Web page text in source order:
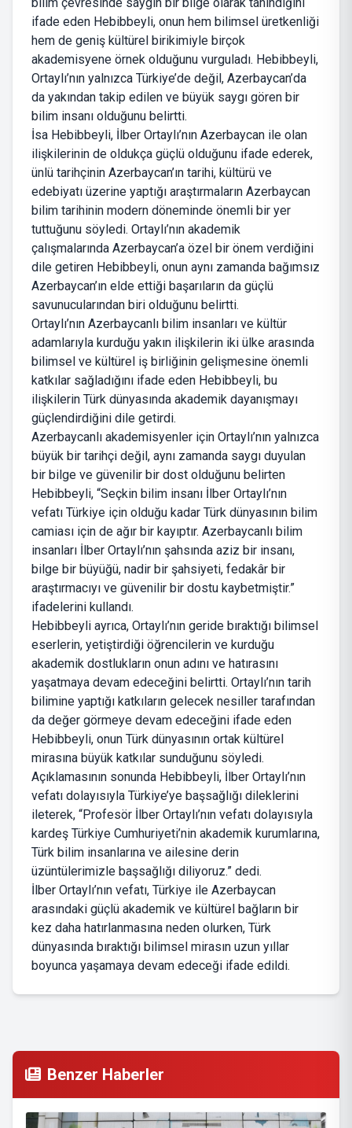
ifade eden Hebibbeyli, onun hem bilimsel üretkenliği
hem de geniş kültürel birikimiyle birçok
akademisyene örnek olduğunu vurguladı. Hebibbeyli,
Ortaylı’nın yalnızca Türkiye’de değil, Azerbaycan’da
da yakından takip edilen ve büyük saygı gören bir
bilim insanı olduğunu belirtti.
İsa Hebibbeyli, İlber Ortaylı’nın Azerbaycan ile olan
ilişkilerinin de oldukça güçlü olduğunu ifade ederek,
ünlü tarihçinin Azerbaycan’ın tarihi, kültürü ve
edebiyatı üzerine yaptığı araştırmaların Azerbaycan
bilim tarihinin modern döneminde önemli bir yer
tuttuğunu söyledi. Ortaylı’nın akademik
çalışmalarında Azerbaycan’a özel bir önem verdiğini
dile getiren Hebibbeyli, onun aynı zamanda bağımsız
Azerbaycan’ın elde ettiği başarıların da güçlü
savunucularından biri olduğunu belirtti.
Ortaylı’nın Azerbaycanlı bilim insanları ve kültür
adamlarıyla kurduğu yakın ilişkilerin iki ülke arasında
bilimsel ve kültürel iş birliğinin gelişmesine önemli
katkılar sağladığını ifade eden Hebibbeyli, bu
ilişkilerin Türk dünyasında akademik dayanışmayı
güçlendirdiğini dile getirdi.
Azerbaycanlı akademisyenler için Ortaylı’nın yalnızca
büyük bir tarihçi değil, aynı zamanda saygı duyulan
bir bilge ve güvenilir bir dost olduğunu belirten
Hebibbeyli, “Seçkin bilim insanı İlber Ortaylı’nın
vefatı Türkiye için olduğu kadar Türk dünyasının bilim
camiası için de ağır bir kayıptır. Azerbaycanlı bilim
insanları İlber Ortaylı’nın şahsında aziz bir insanı,
bilge bir büyüğü, nadir bir şahsiyeti, fedakâr bir
araştırmacıyı ve güvenilir bir dostu kaybetmiştir.”
ifadelerini kullandı.
Hebibbeyli ayrıca, Ortaylı’nın geride bıraktığı bilimsel
eserlerin, yetiştirdiği öğrencilerin ve kurduğu
akademik dostlukların onun adını ve hatırasını
yaşatmaya devam edeceğini belirtti. Ortaylı’nın tarih
bilimine yaptığı katkıların gelecek nesiller tarafından
da değer görmeye devam edeceğini ifade eden
Hebibbeyli, onun Türk dünyasının ortak kültürel
mirasına büyük katkılar sunduğunu söyledi.
Açıklamasının sonunda Hebibbeyli, İlber Ortaylı’nın
vefatı dolayısıyla Türkiye’ye başsağlığı dileklerini
ileterek, “Profesör İlber Ortaylı’nın vefatı dolayısıyla
kardeş Türkiye Cumhuriyeti’nin akademik kurumlarına,
Türk bilim insanlarına ve ailesine derin
üzüntülerimizle başsağlığı diliyoruz.” dedi.
İlber Ortaylı’nın vefatı, Türkiye ile Azerbaycan
arasındaki güçlü akademik ve kültürel bağların bir
kez daha hatırlanmasına neden olurken, Türk
dünyasında bıraktığı bilimsel mirasın uzun yıllar
boyunca yaşamaya devam edeceği ifade edildi.
Benzer Haberler